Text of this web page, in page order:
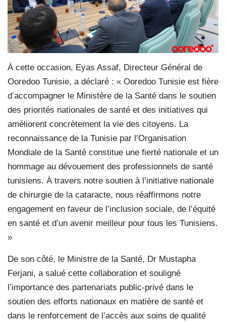
À cette occasion, Eyas Assaf, Directeur Général de
Ooredoo Tunisie, a déclaré : « Ooredoo Tunisie est fière
d’accompagner le Ministère de la Santé dans le soutien
des priorités nationales de santé et des initiatives qui
améliorent concrètement la vie des citoyens. La
reconnaissance de la Tunisie par l’Organisation
Mondiale de la Santé constitue une fierté nationale et un
hommage au dévouement des professionnels de santé
tunisiens. À travers notre soutien à l’initiative nationale
de chirurgie de la cataracte, nous réaffirmons notre
engagement en faveur de l’inclusion sociale, de l’équité
en santé et d’un avenir meilleur pour tous les Tunisiens.
»
De son côté, le Ministre de la Santé, Dr Mustapha
Ferjani, a salué cette collaboration et souligné
l’importance des partenariats public-privé dans le
soutien des efforts nationaux en matière de santé et
dans le renforcement de l’accès aux soins de qualité